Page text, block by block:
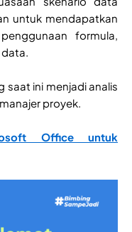
untuk mendapatkan
formula,
saat ini menjadi analis
proyek.
Office untuk